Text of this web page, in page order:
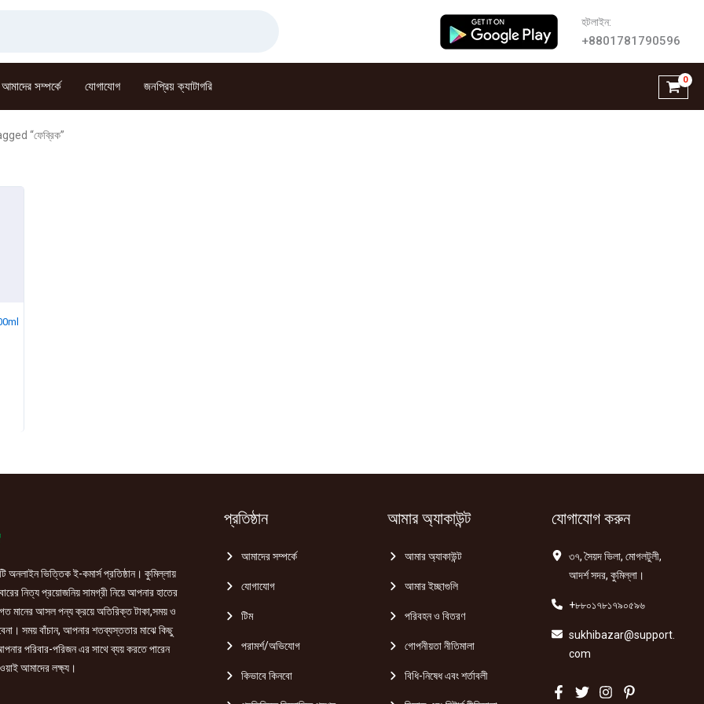
হটলাইন:
+8801781790596
আমাদের সম্পর্কে যোগাযোগ জনপ্রিয় ক্যাটাগরি
“ফেব্রিক”
অনলাইন ভিত্তিক ই-কমার্স প্রতিষ্ঠান। কুমিল্লায়
নিত্য প্রয়োজনিয় সামগ্রী নিয়ে আপনার হাতের
মানের আসল পন্য ক্রয়ে অতিরিক্ত টাকা,সময় ও
সময় বাঁচান, আপনার শতব্যস্ততার মাঝে কিছু
পরিবার-পরিজন এর সাথে ব্যয় করতে পারেন
আমাদের লক্ষ্য।
প্রতিষ্ঠান
আমাদের সম্পর্কে
যোগাযোগ
টিম
পরামর্শ/অভিযোগ
কিভাবে কিনবো
আমার অ্যাকাউন্ট
আমার অ্যাকাউন্ট
আমার ইচ্ছাগুলি
পরিবহন ও বিতরণ
গোপনীয়তা নীতিমালা
বিধি-নিষেধ এবং শর্তাবলী
যোগাযোগ করুন
৩৭, সৈয়দ ভিলা, মোগলটুলী,
আদর্শ সদর, কুমিল্লা।
+৮৮০১৭৮১৭৯০৫৯৬
sukhibazar@support.
com